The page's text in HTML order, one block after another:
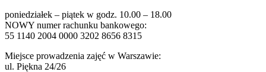
poniedziałek – piątek w godz. 10.00 – 18.00
NOWY numer rachunku bankowego:
55 1140 2004 0000 3202 8656 8315
Miejsce prowadzenia zajęć w Warszawie:
ul. Piękna 24/26